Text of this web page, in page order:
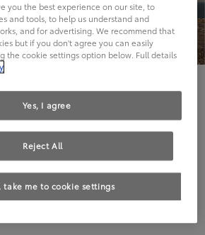
leider nicht weiter.
Seite kann leider nicht gefunden
werden.
you the best experience on our site, to
and tools, to help us understand and
and for advertising. We recommend that
but if you don't agree you can easily
the cookie settings option below. Full details
take me to cookie settings
Reject All
Yes, I agree